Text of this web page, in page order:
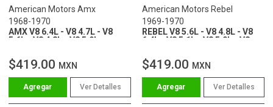
American Motors Amx
1968-1970
AMX V8 6.4L - V8 4.7L - V8
5.6L - V8 4.8L - V8 5.9L
$419.00 MXN
Ver Detalles
American Motors Rebel
1969-1970
REBEL V8 5.6L - V8 4.8L - V8
6.4L - V8 5.1L - V8 5.0L - V8
$419.00 MXN
Ver Detalles